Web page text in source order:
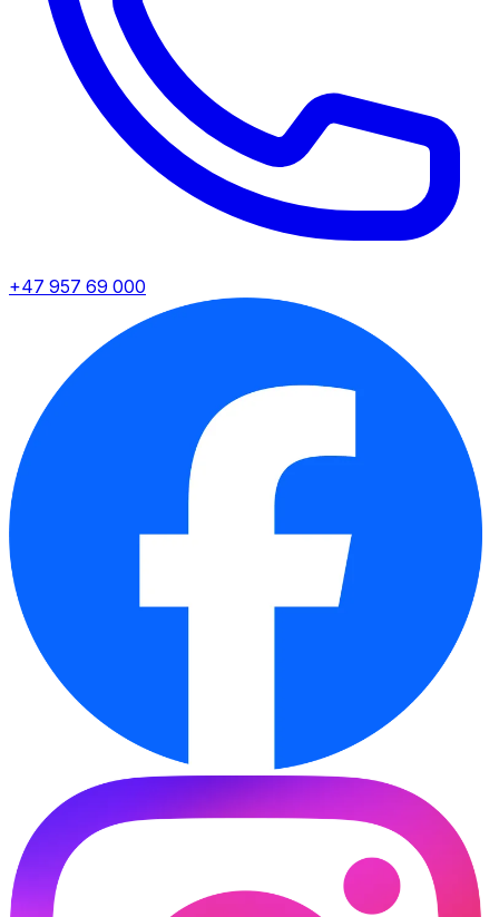
+47 957 69 000